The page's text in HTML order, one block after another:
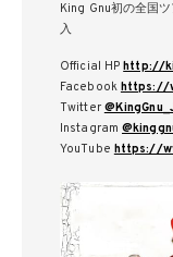
King Gnu初の全国
入
Official HPhttp://
Facebook https://
Twitter
Instagram
YouTube https://